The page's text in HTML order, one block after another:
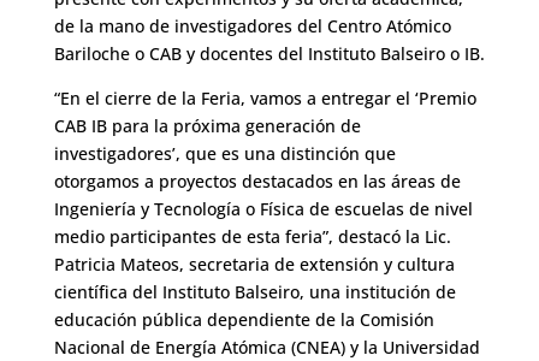
de la mano de investigadores del Centro Atómico
Bariloche o CAB y docentes del Instituto Balseiro o IB.
“En el cierre de la Feria, vamos a entregar el ‘Premio
CAB IB para la próxima generación de
investigadores’, que es una distinción que
otorgamos a proyectos destacados en las áreas de
Ingeniería y Tecnología o Física de escuelas de nivel
medio participantes de esta feria”, destacó la Lic.
Patricia Mateos, secretaria de extensión y cultura
científica del Instituto Balseiro, una institución de
educación pública dependiente de la Comisión
Nacional de Energía Atómica (CNEA) y la Universidad